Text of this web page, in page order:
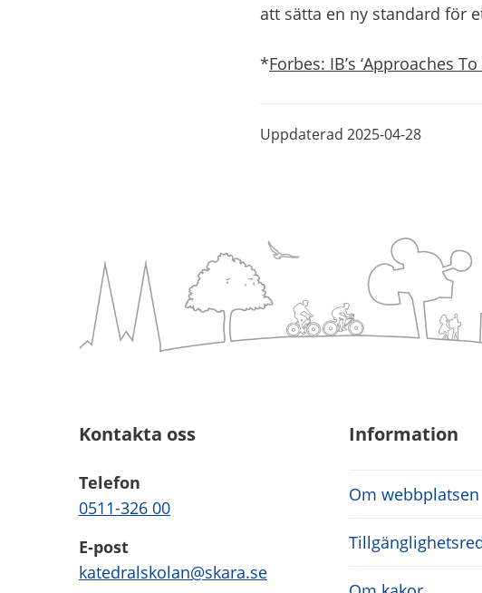
att sätta en ny standard för
*Forbes: IB’s ‘Approaches
Uppdaterad 2025-04-28
Kontakta oss
Telefon
0511-326 00
E-post
katedralskolan@skara.se
Information
Om webbplatsen